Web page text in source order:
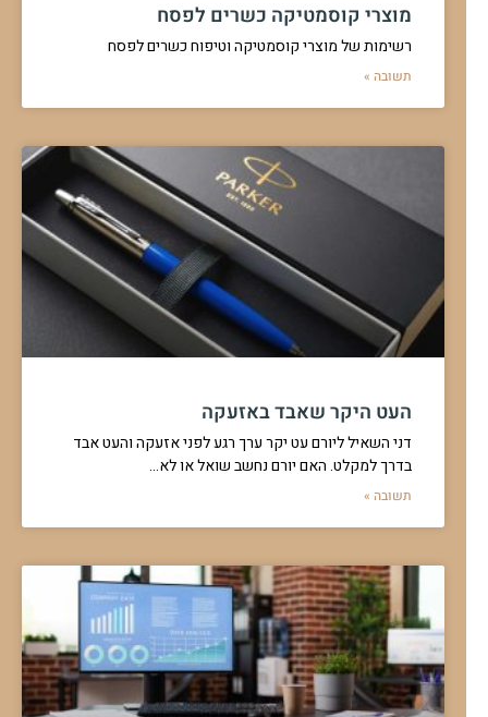
מוצרי קוסמטיקה כשרים לפסח
רשימות של מוצרי קוסמטיקה וטיפוח כשרים לפסח
תשובה »
העט היקר שאבד באזעקה
דני השאיל ליורם עט יקר ערך רגע לפני אזעקה והעט אבד
בדרך למקלט. האם יורם נחשב שואל או לא…
תשובה »